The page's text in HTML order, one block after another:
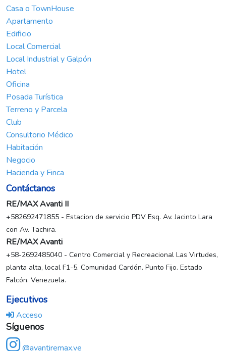
Casa o TownHouse
Apartamento
Edificio
Local Comercial
Local Industrial y Galpón
Hotel
Oficina
Posada Turística
Terreno y Parcela
Club
Consultorio Médico
Habitación
Negocio
Hacienda y Finca
Contáctanos
RE/MAX Avanti II
+582692471855 - Estacion de servicio PDV Esq. Av. Jacinto Lara
con Av. Tachira.
RE/MAX Avanti
+58-2692485040 - Centro Comercial y Recreacional Las Virtudes,
planta alta, local F1-5. Comunidad Cardón. Punto Fijo. Estado
Falcón. Venezuela.
Ejecutivos
Acceso
Síguenos
@avantiremax.ve